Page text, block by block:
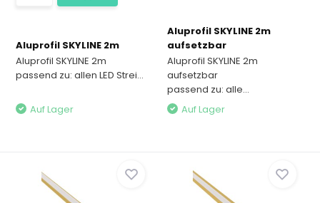
Aluprofil SKYLINE 2m
Aluprofil SKYLINE 2m
passend zu: allen LED Strei...
Auf Lager
Aluprofil SKYLINE 2m
aufsetzbar
Aluprofil SKYLINE 2m
aufsetzbar
passend zu: alle...
Auf Lager